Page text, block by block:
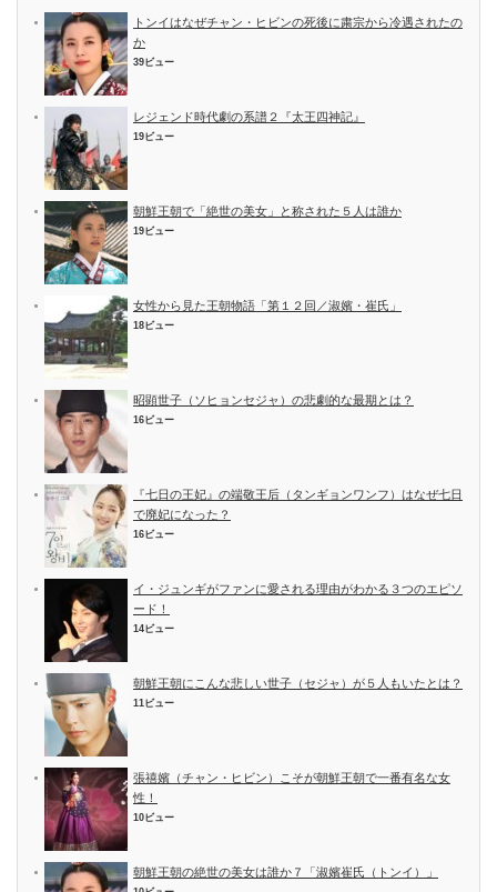
トンイはなぜチャン・ヒビンの死後に粛宗から冷遇されたの
か
39ビュー
レジェンド時代劇の系譜２『太王四神記』
19ビュー
朝鮮王朝で「絶世の美女」と称された５人は誰か
19ビュー
女性から見た王朝物語「第１２回／淑嬪・崔氏」
18ビュー
昭顕世子（ソヒョンセジャ）の悲劇的な最期とは？
16ビュー
『七日の王妃』の端敬王后（タンギョンワンフ）はなぜ七日
で廃妃になった？
16ビュー
イ・ジュンギがファンに愛される理由がわかる３つのエピソ
ード！
14ビュー
朝鮮王朝にこんな悲しい世子（セジャ）が５人もいたとは？
11ビュー
張禧嬪（チャン・ヒビン）こそが朝鮮王朝で一番有名な女
性！
10ビュー
朝鮮王朝の絶世の美女は誰か７「淑嬪崔氏（トンイ）」